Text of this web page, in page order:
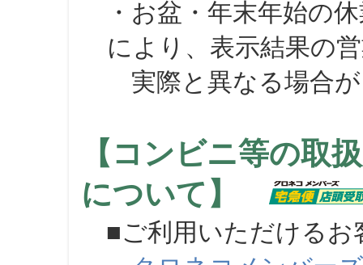
・お盆・年末年始の
により、表示結果の
実際と異なる場合が
【コンビニ等の取
について】
■ご利用いただけるお